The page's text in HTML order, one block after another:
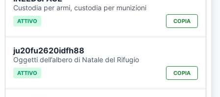
Custodia per armi, custodia per munizioni
ATTIVO COPIA
ju20fu2620idfh88
Oggetti dell’albero di Natale del Rifugio
ATTIVO COPIA